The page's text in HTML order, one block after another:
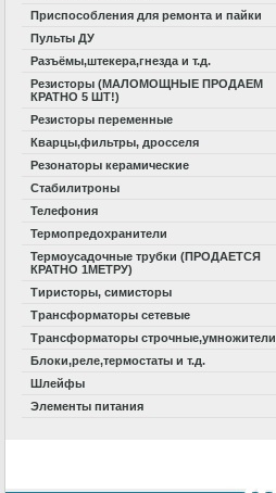
Приспособления для ремонта и пайки
Пульты ДУ
Разъёмы,штекера,гнезда и т.д.
Резисторы (МАЛОМОЩНЫЕ ПРОДАЕМ
КРАТНО 5 ШТ!)
Резисторы переменные
Кварцы,фильтры, дросселя
Резонаторы керамические
Стабилитроны
Телефония
Термопредохранители
Термоусадочные трубки (ПРОДАЕТСЯ
КРАТНО 1МЕТРУ)
Тиристоры, симисторы
Трансформаторы сетевые
Трансформаторы строчные,умножители
Блоки,реле,термостаты и т.д.
Шлейфы
Элементы питания